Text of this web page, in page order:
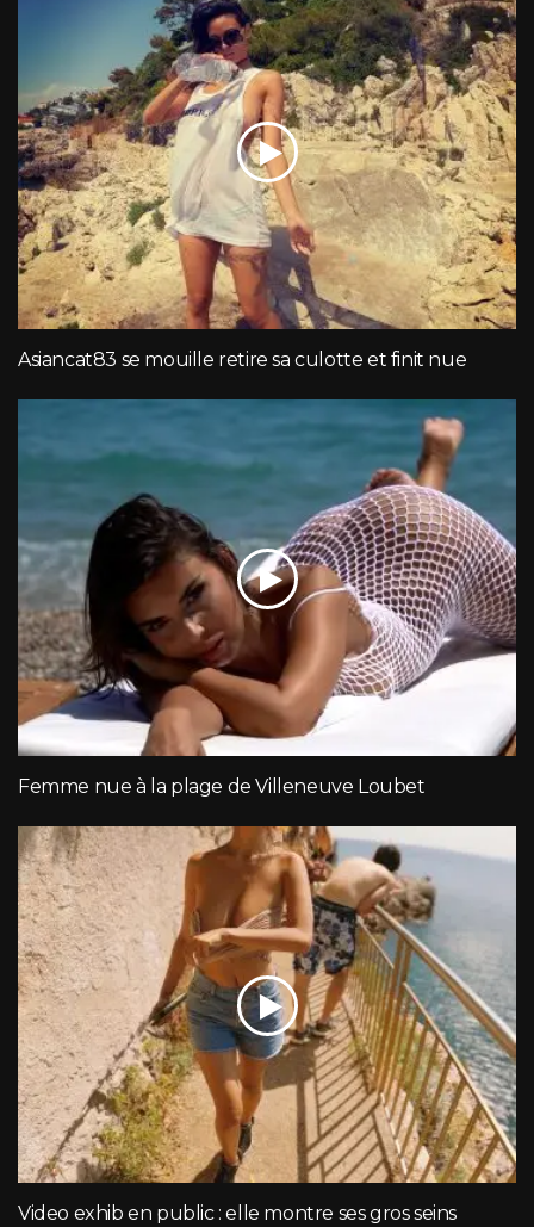
Asiancat83 se mouille retire sa culotte et finit nue
Femme nue à la plage de Villeneuve Loubet
Video exhib en public : elle montre ses gros seins